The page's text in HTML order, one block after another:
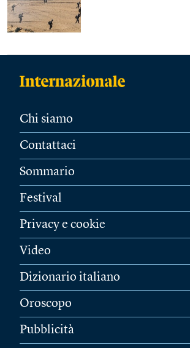
Chi siamo
Contattaci
Sommario
Festival
Privacy e cookie
Video
Dizionario italiano
Oroscopo
Pubblicità